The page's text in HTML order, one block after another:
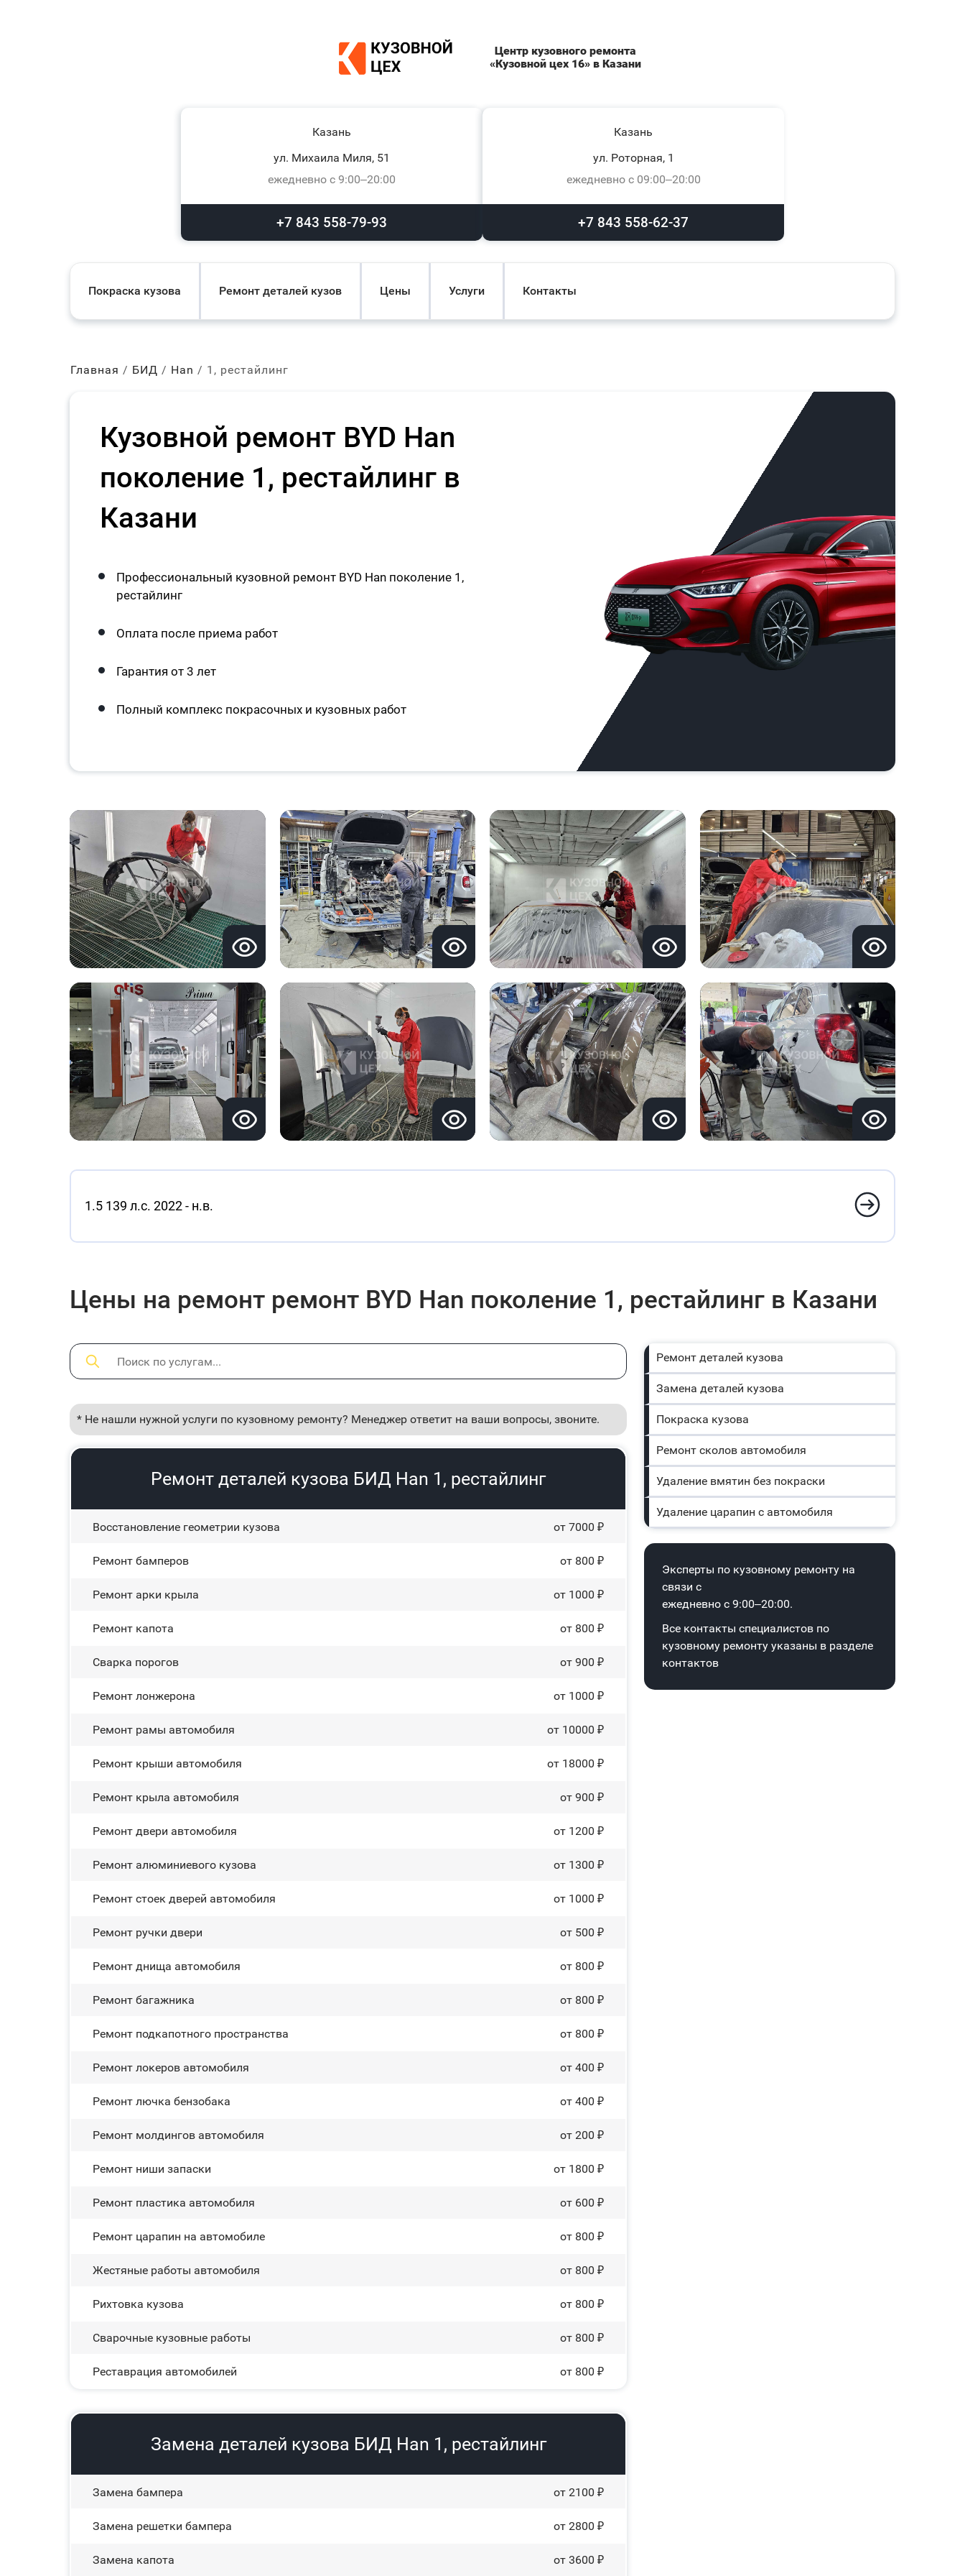
Центр кузовного ремонта
«Кузовной цех 16» в Казани
Казань
ул. Михаила Миля, 51
ежедневно с 9:00–20:00
+7 843 558-79-93
Казань
ул. Роторная, 1
ежедневно с 09:00–20:00
+7 843 558-62-37
Покраска кузова Ремонт деталей кузов Цены Услуги Контакты
Главная БИД Han 1, рестайлинг
Кузовной ремонт BYD Han
поколение 1, рестайлинг в
Казани
Профессиональный кузовной ремонт BYD Han поколение 1,
рестайлинг
Оплата после приема работ
Гарантия от 3 лет
Полный комплекс покрасочных и кузовных работ
1.5 139 л.с. 2022 - н.в.
Цены на ремонт ремонт BYD Han поколение 1, рестайлинг в Казани
* Не нашли нужной услуги по кузовному ремонту? Менеджер ответит на ваши вопросы, звоните.
Ремонт деталей кузова БИД Han 1, рестайлинг
Восстановление геометрии кузова от 7000 ₽
Ремонт бамперов от 800 ₽
Ремонт арки крыла от 1000 ₽
Ремонт капота от 800 ₽
Сварка порогов от 900 ₽
Ремонт лонжерона от 1000 ₽
Ремонт рамы автомобиля от 10000 ₽
Ремонт крыши автомобиля от 18000 ₽
Ремонт крыла автомобиля от 900 ₽
Ремонт двери автомобиля от 1200 ₽
Ремонт алюминиевого кузова от 1300 ₽
Ремонт стоек дверей автомобиля от 1000 ₽
Ремонт ручки двери от 500 ₽
Ремонт днища автомобиля от 800 ₽
Ремонт багажника от 800 ₽
Ремонт подкапотного пространства от 800 ₽
Ремонт лoĸepoв автомобиля от 400 ₽
Ремонт лючка бензобака от 400 ₽
Ремонт молдингов автомобиля от 200 ₽
Ремонт ниши запаски от 1800 ₽
Ремонт пластика автомобиля от 600 ₽
Ремонт царапин на автомобиле от 800 ₽
Жестяные работы автомобиля от 800 ₽
Рихтовка кузова от 800 ₽
Сварочные кузовные работы от 800 ₽
Реставрация автомобилей от 800 ₽
Замена деталей кузова БИД Han 1, рестайлинг
Замена бампера от 2100 ₽
Замена решетки бампера от 2800 ₽
Замена капота от 3600 ₽
Ремонт деталей кузова
Замена деталей кузова
Покраска кузова
Ремонт сколов автомобиля
Удаление вмятин без покраски
Удаление царапин с автомобиля
Эксперты по кузовному ремонту на
связи с
ежедневно с 9:00–20:00.
Все контакты специалистов по
кузовному ремонту указаны в разделе
контактов